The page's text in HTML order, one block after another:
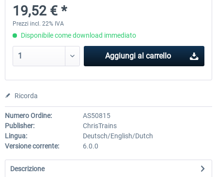
35,83 € *
19,52 € *
Prezzi incl. 22% IVA
Disponibile come download immediato
Aggiungi al carrello
Ricorda
Numero Ordine:
AS50815
Publisher:
ChrisTrains
Lingua:
Deutsch/English/Dutch
Versione corrente:
6.0.0
Descrizione